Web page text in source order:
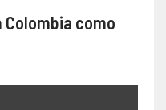
Colombia como